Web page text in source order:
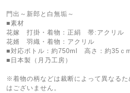
門出～新郎と白無垢～
■素材
花嫁 打掛・着物：正絹 帯:アクリル
花婿 羽織・着物：アクリル
■対応ボトル：約750ml 高さ：約35ｃ
■日本製（月乃工房）
※着物の柄などは裁断によって異なる
はございません。